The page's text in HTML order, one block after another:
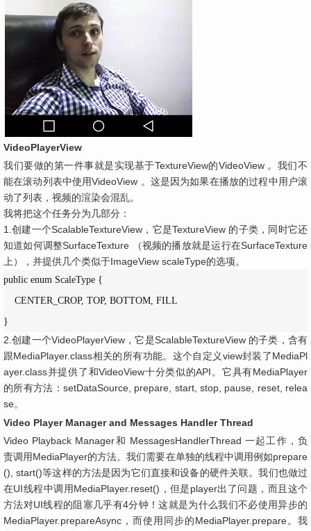
VideoPlayerView
我们要做的第一件事就是实现基于TextureView的VideoView 。我们不
能在滚动列表中使用VideoView 。这是因为如果在播放的过程中用户滚
动了列表，视频的渲染会混乱。
我将把这个任务分为几部分：
1.创建一个ScalableTextureView，它是TextureView 的子类，同时它还
知道如何调整SurfaceTexture （视频的播放就是运行在SurfaceTexture
上），并提供几个类似于ImageView scaleType的选项。
public enum ScaleType {
CENTER_CROP, TOP, BOTTOM, FILL
}
2.创建一个VideoPlayerView，它是ScalableTextureView 的子类，含有
跟MediaPlayer.class相关的所有功能。这个自定义view封装了MediaPl
ayer.class并提供了和VideoView十分类似的API。它具有MediaPlayer
的所有方法：setDataSource, prepare, start, stop, pause, reset, relea
se。
Video Player Manager and Messages Handler Thread
Video Playback Manager和 MessagesHandlerThread 一起工作，负
责调用MediaPlayer的方法。我们需要在单独的线程中调用例如prepare
(), start()等这样的方法是因为它们直接和设备的硬件关联。我们也做过
在UI线程中调用MediaPlayer.reset()，但是player出了问题，而且这个
方法对UI线程的阻塞几乎有4分钟！这就是为什么我们不必使用异步的
MediaPlayer.prepareAsync，而使用同步的MediaPlayer.prepare。我